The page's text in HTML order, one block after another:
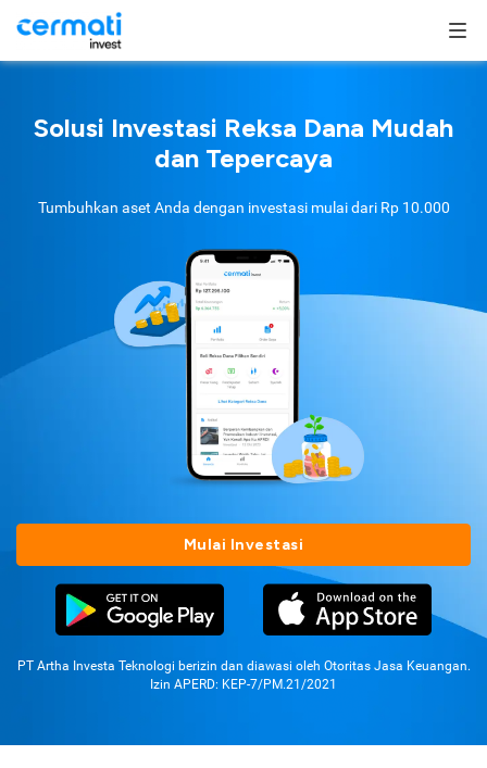
Solusi Investasi Reksa Dana Mudah
dan Tepercaya
Tumbuhkan aset Anda dengan investasi mulai dari Rp 10.000
Mulai Investasi
PT Artha Investa Teknologi berizin dan diawasi oleh Otoritas Jasa Keuangan.
Izin APERD: KEP-7/PM.21/2021